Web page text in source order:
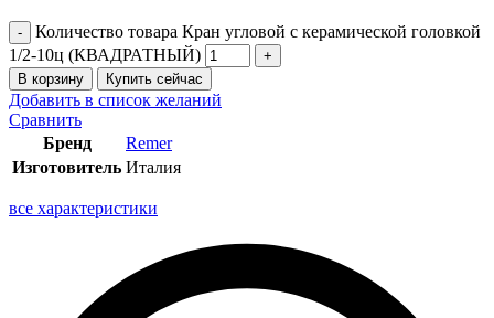
Количество товара Кран угловой с керамической головкой
1/2-10ц (КВАДРАТНЫЙ)
В корзину Купить сейчас
Добавить в список желаний
Сравнить
Бренд
Remer
Изготовитель Италия
все характеристики